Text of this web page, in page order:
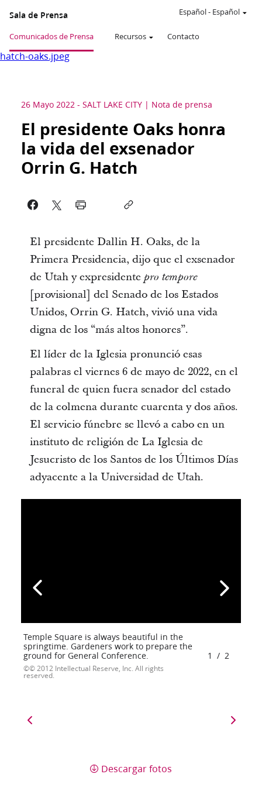
Sala de Prensa
Comunicados de Prensa Recursos Contacto
Español- Español
hatch-oaks.jpeg
26 Mayo 2022 - SALT LAKE CITY Nota de prensa
El presidente Oaks honra
la vida del exsenador
Orrin G. Hatch
El presidente Dallin H. Oaks, de la
Primera Presidencia, dijo que el exsenador
de Utah y expresidente pro tempore
[provisional] del Senado de los Estados
Unidos, Orrin G. Hatch, vivió una vida
digna de los “más altos honores”.
El líder de la Iglesia pronunció esas
palabras el viernes 6 de mayo de 2022, en el
funeral de quien fuera senador del estado
de la colmena durante cuarenta y dos años.
El servicio fúnebre se llevó a cabo en un
instituto de religión de La Iglesia de
Jesucristo de los Santos de los Últimos Días
adyacente a la Universidad de Utah.
Temple Square is always beautiful in the
springtime. Gardeners work to prepare the
ground for General Conference.
© 2012 Intellectual Reserve, Inc. All rights
reserved.
1 / 2
Descargar fotos